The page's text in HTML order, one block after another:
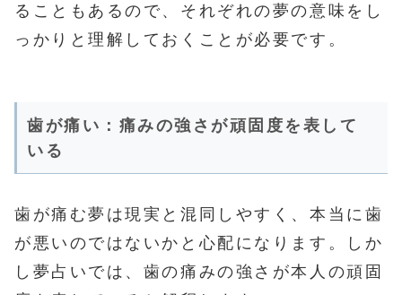
ることもあるので、それぞれの夢の意味をし
っかりと理解しておくことが必要です。
歯が痛い：痛みの強さが頑固度を表して
いる
歯が痛む夢は現実と混同しやすく、本当に歯
が悪いのではないかと心配になります。しか
し夢占いでは、歯の痛みの強さが本人の頑固